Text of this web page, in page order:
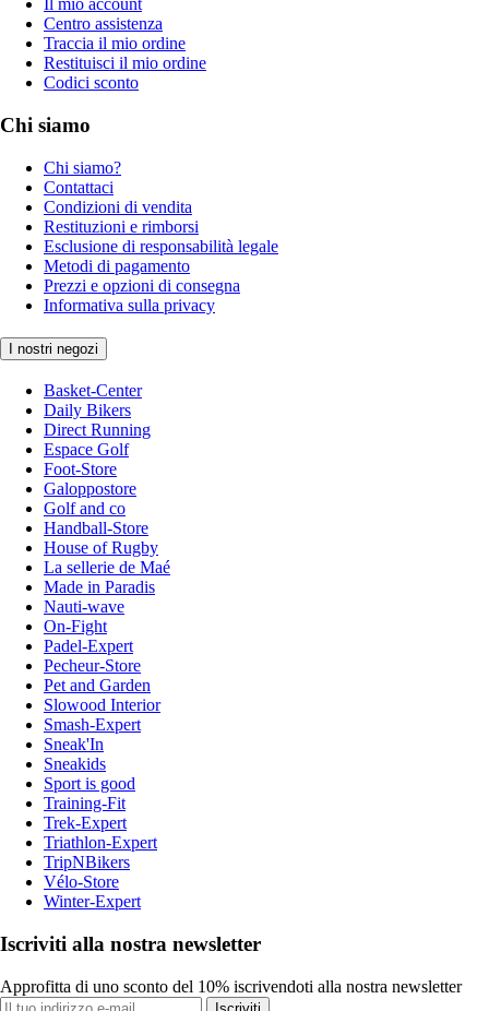
Il mio account
Centro assistenza
Traccia il mio ordine
Restituisci il mio ordine
Codici sconto
Chi siamo
Chi siamo?
Contattaci
Condizioni di vendita
Restituzioni e rimborsi
Esclusione di responsabilità legale
Metodi di pagamento
Prezzi e opzioni di consegna
Informativa sulla privacy
I nostri negozi
Basket-Center
Daily Bikers
Direct Running
Espace Golf
Foot-Store
Galoppostore
Golf and co
Handball-Store
House of Rugby
La sellerie de Maé
Made in Paradis
Nauti-wave
On-Fight
Padel-Expert
Pecheur-Store
Pet and Garden
Slowood Interior
Smash-Expert
Sneak'In
Sneakids
Sport is good
Training-Fit
Trek-Expert
Triathlon-Expert
TripNBikers
Vélo-Store
Winter-Expert
Iscriviti alla nostra newsletter
Approfitta di uno sconto del 10% iscrivendoti alla nostra newsletter